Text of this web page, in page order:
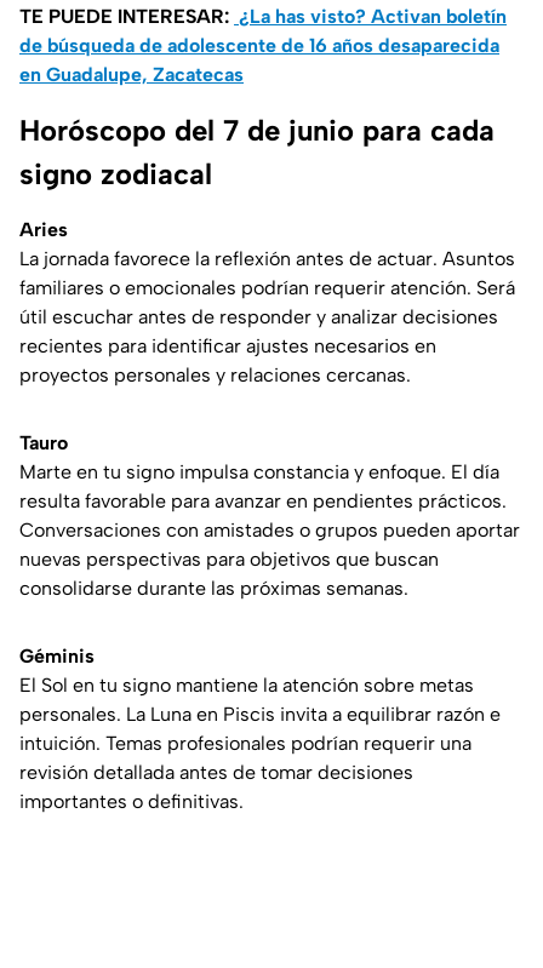
TE PUEDE INTERESAR: ¿La has visto? Activan boletín
de búsqueda de adolescente de 16 años desaparecida
en Guadalupe, Zacatecas
Horóscopo del 7 de junio para cada
signo zodiacal
Aries
La jornada favorece la reflexión antes de actuar. Asuntos
familiares o emocionales podrían requerir atención. Será
útil escuchar antes de responder y analizar decisiones
recientes para identificar ajustes necesarios en
proyectos personales y relaciones cercanas.
Tauro
Marte en tu signo impulsa constancia y enfoque. El día
resulta favorable para avanzar en pendientes prácticos.
Conversaciones con amistades o grupos pueden aportar
nuevas perspectivas para objetivos que buscan
consolidarse durante las próximas semanas.
Géminis
El Sol en tu signo mantiene la atención sobre metas
personales. La Luna en Piscis invita a equilibrar razón e
intuición. Temas profesionales podrían requerir una
revisión detallada antes de tomar decisiones
importantes o definitivas.